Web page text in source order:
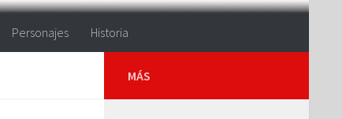
Personajes Historia
MÁS